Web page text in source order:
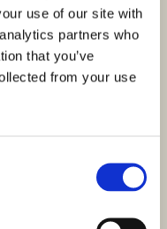
use of our site with
partners who
that you’ve
from your use